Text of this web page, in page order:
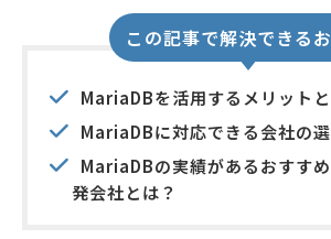
この記事で解決できる
MariaDBを活用するメリットと
MariaDBに対応できる会社の
MariaDBの実績があるおすす
発会社とは？